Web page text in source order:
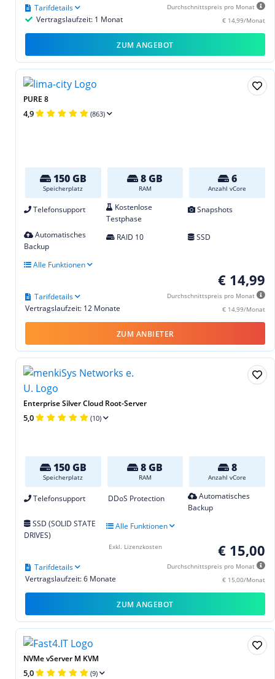
Durchschnittspreis pro Monat
€ 14,99/Monat
Vertragslaufzeit: 1 Monat
Tarifdetails
ZUM ANGEBOT
PURE 8
4,9 (863)
150 GB
Speicherplatz
8 GB
RAM
6
Anzahl vCore
Telefonsupport
Kostenlose
Testphase
Snapshots
Automatisches
Backup
RAID 10 SSD
Alle Funktionen
€ 14,99
Durchschnittspreis pro Monat
€ 14,99/Monat
Vertragslaufzeit: 12 Monate
Tarifdetails
ZUM ANBIETER
Enterprise Silver Cloud Root-Server
5,0 (10)
150 GB
Speicherplatz
8 GB
RAM
8
Anzahl vCore
Telefonsupport DDoS Protection
Automatisches
Backup
SSD (SOLID STATE
DRIVES)
Alle Funktionen
€ 15,00
Durchschnittspreis pro Monat
€ 15,00/Monat
Vertragslaufzeit: 6 Monate
Tarifdetails
Exkl. Lizenzkosten
ZUM ANGEBOT
NVMe vServer M KVM
5,0 (9)